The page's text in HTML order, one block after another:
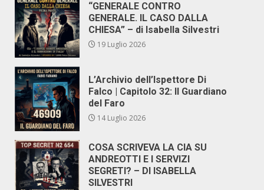
“GENERALE CONTRO
GENERALE. IL CASO DALLA
CHIESA” – di Isabella Silvestri
19 Luglio 2026
L’Archivio dell’Ispettore Di
Falco | Capitolo 32: Il Guardiano
del Faro
14 Luglio 2026
COSA SCRIVEVA LA CIA SU
ANDREOTTI E I SERVIZI
SEGRETI? – DI ISABELLA
SILVESTRI